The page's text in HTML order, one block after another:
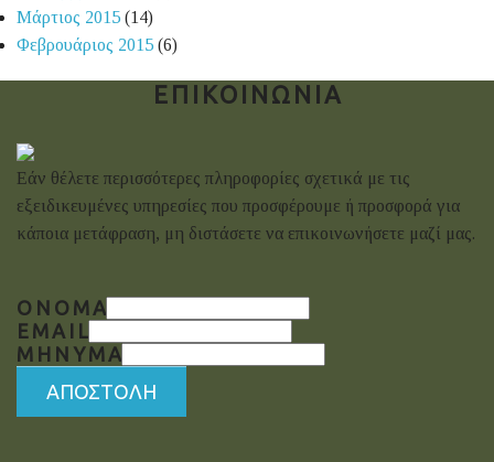
Μάρτιος 2015 (14)
Φεβρουάριος 2015 (6)
ΕΠΙΚΟΙΝΩΝΙΑ
Εάν θέλετε περισσότερες πληροφορίες σχετικά με τις
εξειδικευμένες υπηρεσίες που προσφέρουμε ή προσφορά για
κάποια μετάφραση, μη διστάσετε να επικοινωνήσετε μαζί μας.
ΌΝΟΜΑ
EMAIL
ΜΗΝΥΜΑ
ΑΠΟΣΤΟΛΗ